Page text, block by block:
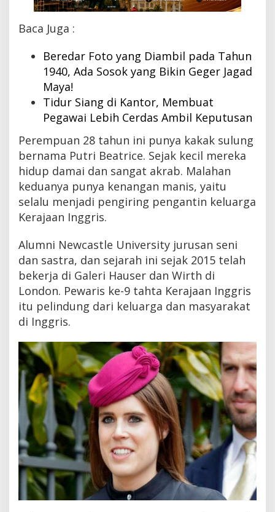
B
k
h
i
A
t
a
r
P
e
n
i
a
h
a
n
Baca Juga :
Beredar Foto yang Diambil pada Tahun
1940, Ada Sosok yang Bikin Geger Jagad
Maya!
Tidur Siang di Kantor, Membuat
Pegawai Lebih Cerdas Ambil Keputusan
Perempuan 28 tahun ini punya kakak sulung
bernama Putri Beatrice. Sejak kecil mereka
hidup damai dan sangat akrab. Malahan
keduanya punya kenangan manis, yaitu
selalu menjadi pengiring pengantin keluarga
Kerajaan Inggris.
Alumni Newcastle University jurusan seni
dan sastra, dan sejarah ini sejak 2015 telah
bekerja di Galeri Hauser dan Wirth di
London. Pewaris ke-9 tahta Kerajaan Inggris
itu pelindung dari keluarga dan masyarakat
di Inggris.